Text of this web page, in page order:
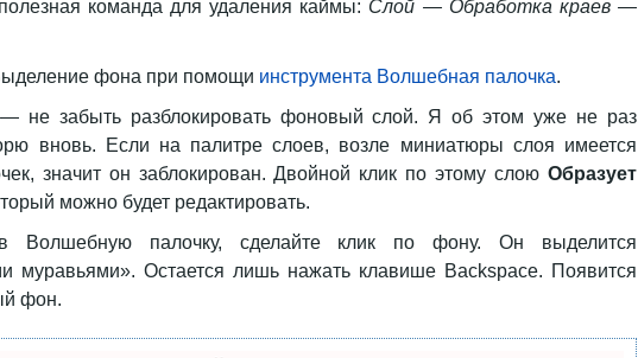
команда для удаления каймы: Слой — Обработка краев —
фона при помощи инструмента Волшебная палочка.
не забыть разблокировать фоновый слой. Я об этом уже не раз
вновь. Если на палитре слоев, возле миниатюры слоя имеется
значит он заблокирован. Двойной клик по этому слою Образует
можно будет редактировать.
Волшебную палочку, сделайте клик по фону. Он выделится
муравьями». Остается лишь нажать клавише Backspace. Появится
фон.